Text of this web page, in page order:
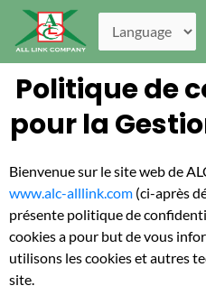
Aller
contenu
Politique de
pour la
Bienvenue sur le site web de
www.alc-alllink.com (ci-après
présente politique de
cookies a pour but de vous
utilisons les cookies et autres
site.